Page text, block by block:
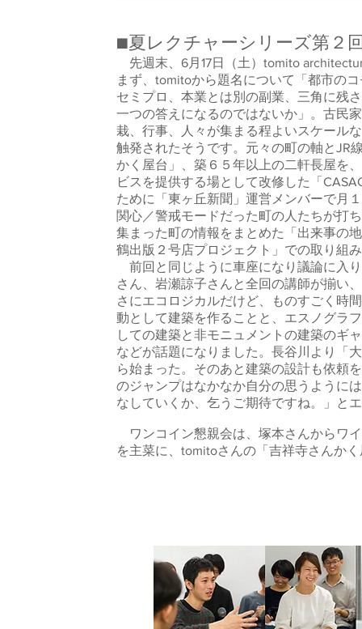
■夏レクチャーシリーズ第２
先週末、6月17日（土）tomito
まず、tomitoから題名について「都市の
セミプロ、本業とは別の副業、三角に残
一つの答えになるのではないか」。古民
栽、行事、人々が集まる程よいスケール
触発されたそうです。元々の町の軸とJR
かく屋台」、築６５年以上の二軒長屋を
ビスを提供する場として改修した「
ために「東ヶ丘新聞」運営メンバーで月
関心／警戒モードだった町の人たちが打
集まった町の情報をまとめた「出来事の
鶴出版２号店プロジェクト」での取り組
前回と同じように車座になり議論に入
さん、岩瀬諒子さんと全回の講師が揃い
さにエコロジカルだけど、ものすごく時
動として建築を作ることと、エスノグラ
しての建築と非モニュメントの建築のギ
などが話題になりました。長谷川より「
ら始まった。そのあと建築の設計も依頼
のジャンプはなかなか自分の思うように
なしていくか、乞うご期待ですね。」と
ワンコイン懇親会は、塚本さんからワ
を主菜に、tomitoさんの「吉祥寺さんか